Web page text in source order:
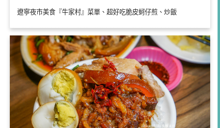
遼寧夜市美食『牛家村』菜單、超好吃脆皮蚵仔煎、炒飯